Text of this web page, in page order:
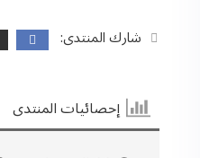
شارك المنتدى:
إحصائيات المنتدى